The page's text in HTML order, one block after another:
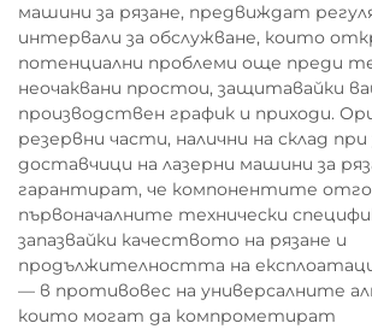
машини за рязане, предвиждат
интервали за обслужване, които
потенциални проблеми още преди
неочаквани простои, защитавайки
производствен график и приходи.
резервни части, налични на склад
доставчици на лазерни машини за
гарантират, че компонентите
първоначалните технически
запазвайки качеството на рязане и
продължителността на
— в противовес на универсалните
които могат да компрометират